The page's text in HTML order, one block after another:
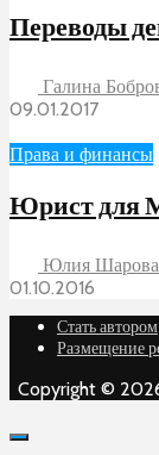
Переводы
Галина
09.01.2017
Права и финансы
Юрист
Юлия Шарова
01.10.2016
Стать автором
Размещение
Copyright ©